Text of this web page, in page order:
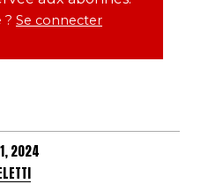
? Se connecter
2024